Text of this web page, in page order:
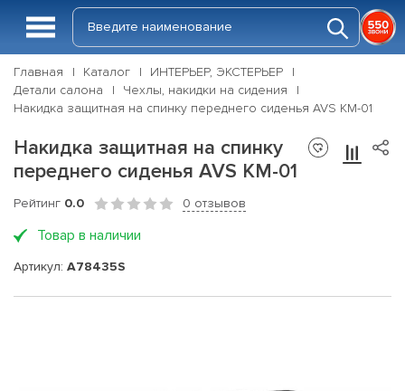
Главная Каталог
ИНТЕРЬЕР, ЭКСТЕРЬЕР
Детали салона
Чехлы, накидки на сидения
Накидка защитная на спинку переднего сиденья AVS KM-01
Накидка защитная на спинку
переднего сиденья AVS KM-01
Рейтинг 0.0 0 отзывов
Товар в наличии
Артикул: A78435S